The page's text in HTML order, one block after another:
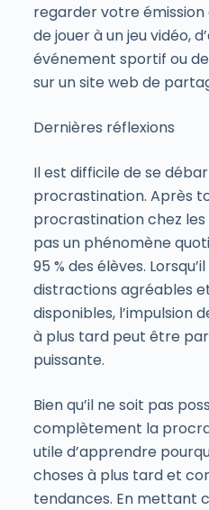
regarder votre
de jouer à un jeu vidéo,
événement sportif ou
sur un site web de
Dernières réflexions
Il est difficile de se
procrastination. Après
procrastination chez
pas un phénomène
95 % des élèves.
distractions agréables
disponibles, l’impulsion
à plus tard peut être
puissante.
Bien qu’il ne soit pas
complètement la
utile d’apprendre
choses à plus tard et
tendances. En mettant